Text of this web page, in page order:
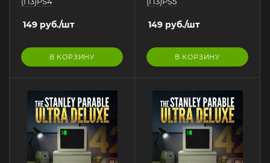
149 руб./шт
В КОРЗИНУ
149 руб./шт
В КОРЗИНУ